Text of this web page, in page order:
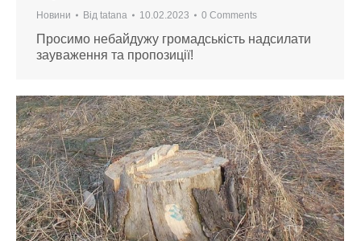
Новини Від tatana 10.02.2023 0 Comments
Просимо небайдужу громадськість надсилати
зауваження та пропозиції!